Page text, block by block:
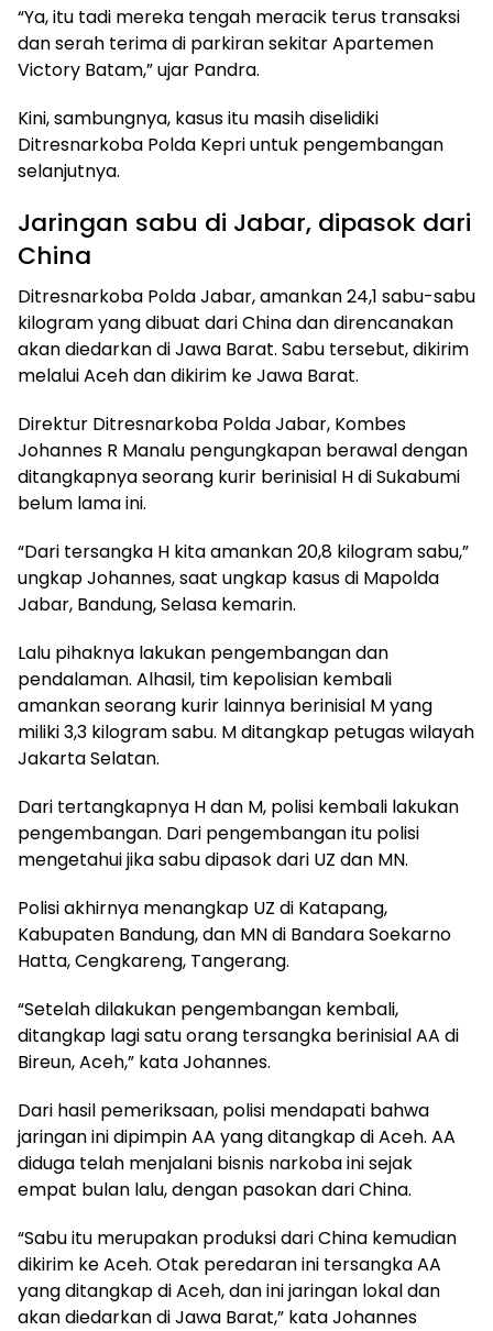
“Ya, itu tadi mereka tengah meracik terus transaksi
dan serah terima di parkiran sekitar Apartemen
Victory Batam,” ujar Pandra.
Kini, sambungnya, kasus itu masih diselidiki
Ditresnarkoba Polda Kepri untuk pengembangan
selanjutnya.
Jaringan sabu di Jabar, dipasok dari
China
Ditresnarkoba Polda Jabar, amankan 24,1 sabu-sabu
kilogram yang dibuat dari China dan direncanakan
akan diedarkan di Jawa Barat. Sabu tersebut, dikirim
melalui Aceh dan dikirim ke Jawa Barat.
Direktur Ditresnarkoba Polda Jabar, Kombes
Johannes R Manalu pengungkapan berawal dengan
ditangkapnya seorang kurir berinisial H di Sukabumi
belum lama ini.
“Dari tersangka H kita amankan 20,8 kilogram sabu,”
ungkap Johannes, saat ungkap kasus di Mapolda
Jabar, Bandung, Selasa kemarin.
Lalu pihaknya lakukan pengembangan dan
pendalaman. Alhasil, tim kepolisian kembali
amankan seorang kurir lainnya berinisial M yang
miliki 3,3 kilogram sabu. M ditangkap petugas wilayah
Jakarta Selatan.
Dari tertangkapnya H dan M, polisi kembali lakukan
pengembangan. Dari pengembangan itu polisi
mengetahui jika sabu dipasok dari UZ dan MN.
Polisi akhirnya menangkap UZ di Katapang,
Kabupaten Bandung, dan MN di Bandara Soekarno
Hatta, Cengkareng, Tangerang.
“Setelah dilakukan pengembangan kembali,
ditangkap lagi satu orang tersangka berinisial AA di
Bireun, Aceh,” kata Johannes.
Dari hasil pemeriksaan, polisi mendapati bahwa
jaringan ini dipimpin AA yang ditangkap di Aceh. AA
diduga telah menjalani bisnis narkoba ini sejak
empat bulan lalu, dengan pasokan dari China.
“Sabu itu merupakan produksi dari China kemudian
dikirim ke Aceh. Otak peredaran ini tersangka AA
yang ditangkap di Aceh, dan ini jaringan lokal dan
akan diedarkan di Jawa Barat,” kata Johannes